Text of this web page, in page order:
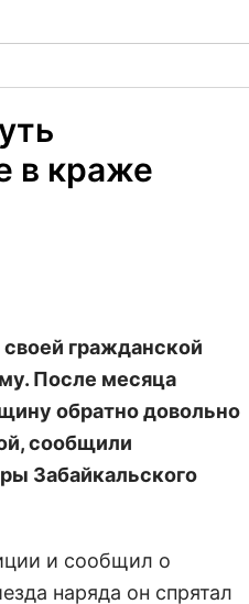
в краже
гражданской
После месяца
обратно довольно
сообщили
Забайкальского
и сообщил о
наряда он спрятал